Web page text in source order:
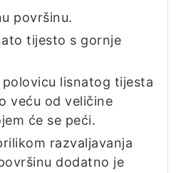
površinu.
tijesto s gornje
lisnatog tijesta
veću od veličine
će se peći.
razvaljavanja
dodatno je